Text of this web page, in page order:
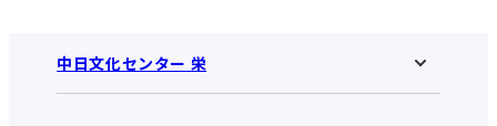
中日文化センター 栄